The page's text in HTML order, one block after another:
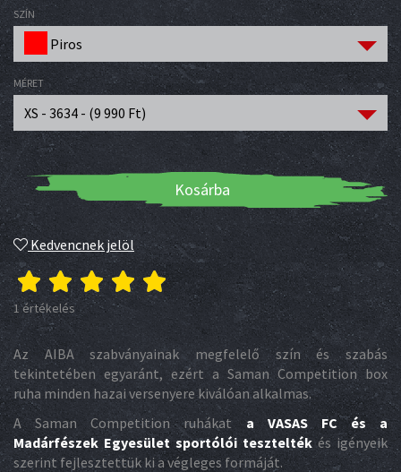
SZÍN
Piros
MÉRET
XS - 3634 - (9 990 Ft)
Kosárba
Kedvencnek jelöl
1 értékelés
Az AIBA szabványainak megfelelő szín és szabás
tekintetében egyaránt, ezért a Saman Competition box
ruha minden hazai versenyere kiválóan alkalmas.
A Saman Competition ruhákat a VASAS FC és a
Madárfészek Egyesület sportólói tesztelték és igényeik
szerint fejlesztettük ki a végleges formáját.